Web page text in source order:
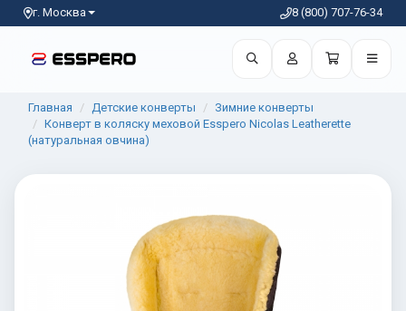
г. Москва 8 (800) 707-76-34
Главная Детские конверты
Зимние конверты
Конверт в коляску меховой Esspero Nicolas Leatherette
(натуральная овчина)